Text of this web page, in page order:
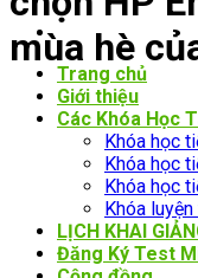
Trang chủ
Giới thiệu
Các Khóa Học
Khóa học
Khóa học
Khóa học
Khóa
LỊCH KHAI
Đăng Ký Test
mùa hè